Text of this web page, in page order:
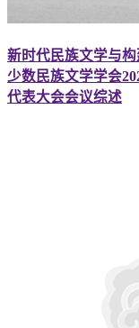
新时代民族文学与
少数民族文学学会
代表大会会议综述